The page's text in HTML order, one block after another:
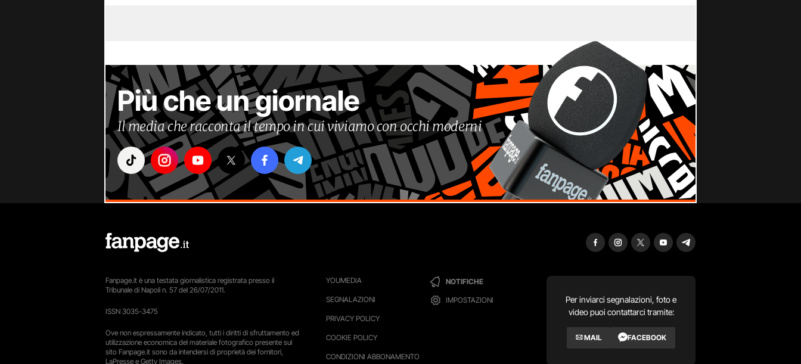
Più che un giornale
Il media che racconta il tempo in cui viviamo con occhi moderni
YOUMEDIA
SEGNALAZIONI
PRIVACY POLICY
COOKIE POLICY
CONDIZIONI ABBONAMENTO
NOTIFICHE
IMPOSTAZIONI
Per inviarci segnalazioni, foto e
video puoi contattarci tramite:
MAIL FACEBOOK
Fanpage.it è una testata giornalistica registrata presso il
Tribunale di Napoli n. 57 del 26/07/2011.
ISSN 3035-3475
Ove non espressamente indicato, tutti i diritti di sfruttamento ed
utilizzazione economica del materiale fotografico presente sul
sito Fanpage.it sono da intendersi di proprietà dei fornitori,
LaPresse e Getty Images.